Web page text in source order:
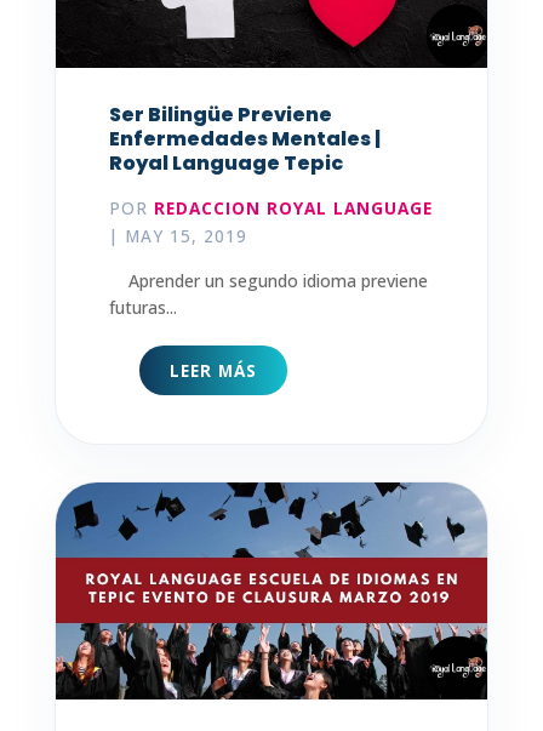
Ser Bilingüe Previene
Enfermedades Mentales |
Royal Language Tepic
POR REDACCION ROYAL LANGUAGE
| MAY 15, 2019
Aprender un segundo idioma previene
futuras...
LEER MÁS